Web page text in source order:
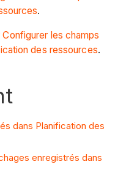
.
Configurer les champs
des ressources.
dans Planification des
enregistrés dans